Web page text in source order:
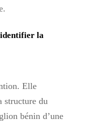
identifier la
Elle
structure du
bénin d’une